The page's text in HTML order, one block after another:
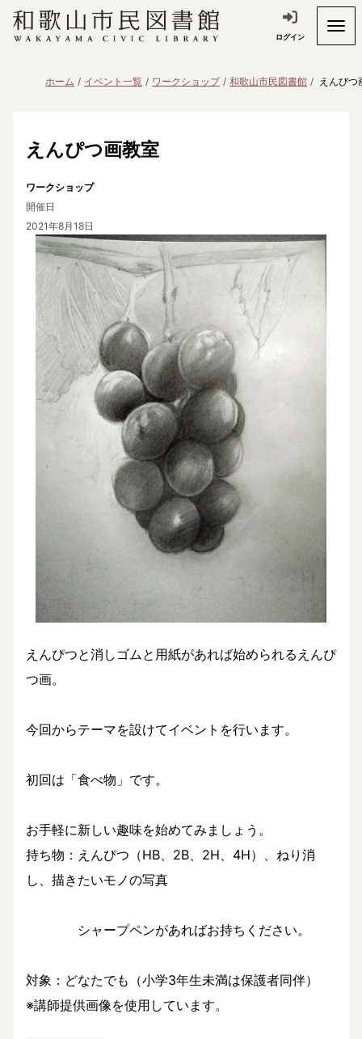
ログイン
ホーム イベント一覧 ワークショップ 和歌山市民図書館 えんぴつ
えんぴつ画教室
ワークショップ
開催日
2021年8月18日
えんぴつと消しゴムと用紙があれば始められるえんぴ
つ画。
今回からテーマを設けてイベントを行います。
初回は「食べ物」です。
お手軽に新しい趣味を始めてみましょう。
持ち物：えんぴつ（HB、2B、2H、4H）、ねり消
し、描きたいモノの写真
シャープペンがあればお持ちください。
対象：どなたでも（小学3年生未満は保護者同伴）
※講師提供画像を使用しています。